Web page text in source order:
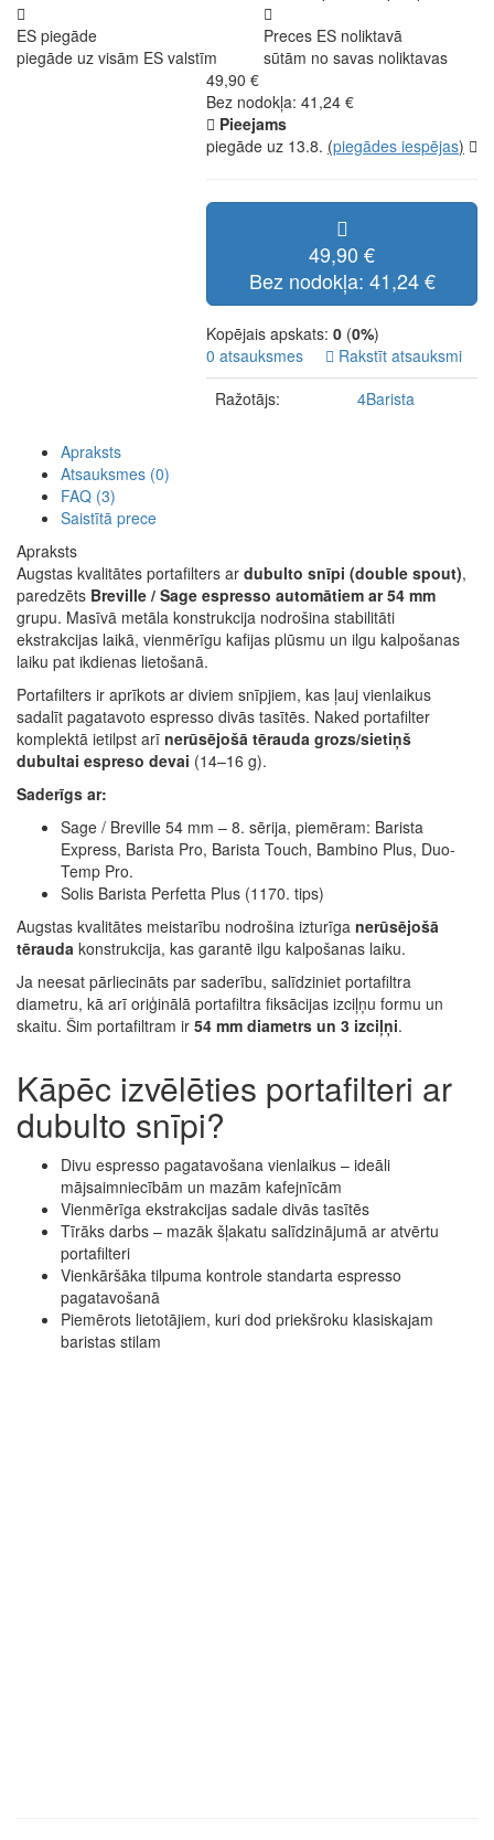
ES piegāde
piegāde uz visām ES valstīm
Preces ES noliktavā
sūtām no savas noliktavas
49,90 €
Bez nodokļa: 41,24 €
Pieejams
piegāde uz 13.8. (piegādes iespējas)
49,90 €
Bez nodokļa: 41,24 €
Kopējais apskats: 0 (0%)
0 atsauksmes
Rakstīt atsauksmi
Ražotājs:
4Barista
Apraksts
Atsauksmes (0)
FAQ (3)
Saistītā prece
Apraksts
Augstas kvalitātes portafilters ar dubulto snīpi (double spout),
paredzēts Breville / Sage espresso automātiem ar 54 mm
grupu. Masīvā metāla konstrukcija nodrošina stabilitāti
ekstrakcijas laikā, vienmērīgu kafijas plūsmu un ilgu kalpošanas
laiku pat ikdienas lietošanā.
Portafilters ir aprīkots ar diviem snīpjiem, kas ļauj vienlaikus
sadalīt pagatavoto espresso divās tasītēs. Naked portafilter
komplektā ietilpst arī nerūsējošā tērauda grozs/sietiņš
dubultai espreso devai (14–16 g).
Saderīgs ar:
Sage / Breville 54 mm – 8. sērija, piemēram: Barista
Express, Barista Pro, Barista Touch, Bambino Plus, Duo-
Temp Pro.
Solis Barista Perfetta Plus (1170. tips)
Augstas kvalitātes meistarību nodrošina izturīga nerūsējošā
tērauda konstrukcija, kas garantē ilgu kalpošanas laiku.
Ja neesat pārliecināts par saderību, salīdziniet portafiltra
diametru, kā arī oriģinālā portafiltra fiksācijas izciļņu formu un
skaitu. Šim portafiltram ir 54 mm diametrs un 3 izciļņi.
Kāpēc izvēlēties portafilteri ar
dubulto snīpi?
Divu espresso pagatavošana vienlaikus – ideāli
mājsaimniecībām un mazām kafejnīcām
Vienmērīga ekstrakcijas sadale divās tasītēs
Tīrāks darbs – mazāk šļakatu salīdzinājumā ar atvērtu
portafilteri
Vienkāršāka tilpuma kontrole standarta espresso
pagatavošanā
Piemērots lietotājiem, kuri dod priekšroku klasiskajam
baristas stilam